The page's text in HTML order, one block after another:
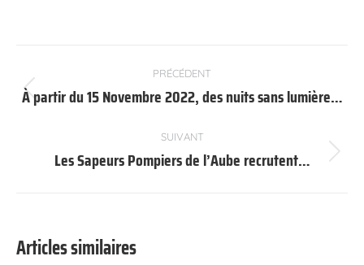
article
PRÉCÉDENT
Article
:
À partir du 15 Novembre 2022, des nuits sans lumière…
SUIVANT
Article
Les Sapeurs Pompiers de l’Aube recrutent…
Articles similaires